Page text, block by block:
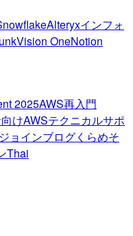
Alteryxインフォ
Vision OneNotion
2025AWS再入門
けAWSテクニカルサポ
ジョインブログくらめそ
Thai